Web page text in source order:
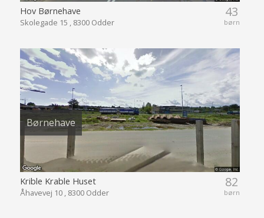
43
børn
Hov Børnehave
Skolegade 15 , 8300 Odder
Børnehave
82
børn
Krible Krable Huset
Åhavevej 10 , 8300 Odder